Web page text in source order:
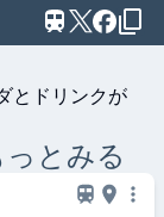
とドリンクが
とみる